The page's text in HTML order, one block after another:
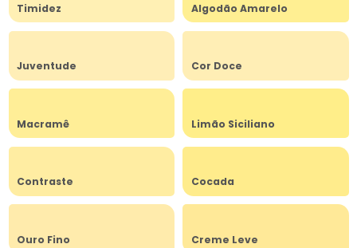
Timidez Algodão Amarelo
Juventude Cor Doce
Macramê Limão Siciliano
Contraste Cocada
Ouro Fino Creme Leve